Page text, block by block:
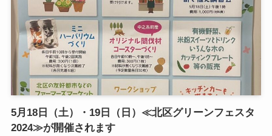
5月18日（土）・19日（日）≪北区グリーンフェスタ
2024≫が開催されます